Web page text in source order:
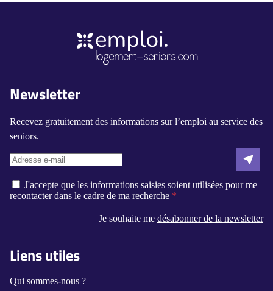
Newsletter
Recevez gratuitement des informations sur l’emploi au service des
seniors.
J'accepte que les informations saisies soient utilisées pour me
recontacter dans le cadre de ma recherche
Je souhaite me désabonner de la newsletter
Liens utiles
Qui sommes-nous ?